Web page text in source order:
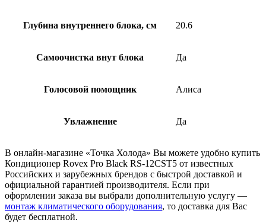
Глубина внутреннего блока, см 20.6
Самоочистка внут блока Да
Голосовой помощник Алиса
Увлажнение Да
В онлайн-магазине «Точка Холода» Вы можете удобно купить
Кондиционер Rovex Pro Black RS-12CST5 от известных
Российских и зарубежных брендов с быстрой доставкой и
официальной гарантией производителя. Если при
оформлении заказа вы выбрали дополнительную услугу —
монтаж климатического оборудования, то доставка для Вас
будет бесплатной.